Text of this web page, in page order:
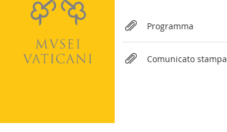
Relateds
Programma
Comunicato stampa